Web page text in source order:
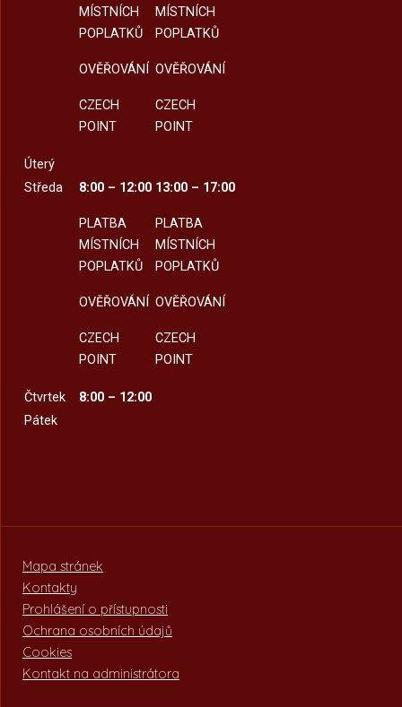
MÍSTNÍCH
POPLATKŮ
OVĚŘOVÁNÍ
CZECH
POINT
MÍSTNÍCH
POPLATKŮ
OVĚŘOVÁNÍ
CZECH
POINT
Úterý
Středa
8:00 – 12:00
PLATBA
MÍSTNÍCH
POPLATKŮ
OVĚŘOVÁNÍ
CZECH
POINT
13:00 – 17:00
PLATBA
MÍSTNÍCH
POPLATKŮ
OVĚŘOVÁNÍ
CZECH
POINT
Čtvrtek
8:00 – 12:00
Pátek
Mapa stránek
Kontakty
Prohlášení o přístupnosti
Ochrana osobních údajů
Cookies
Kontakt na administrátora